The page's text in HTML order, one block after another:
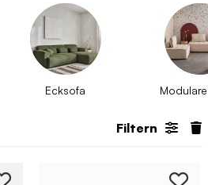
Ecksofa
Filtern